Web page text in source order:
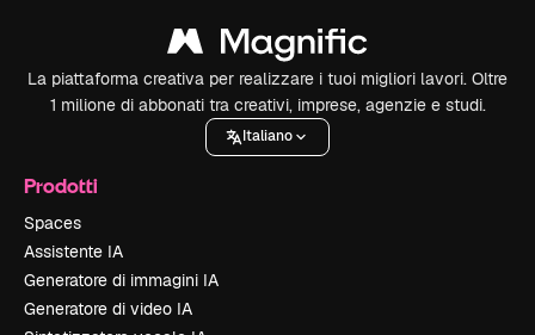
La piattaforma creativa per realizzare i tuoi migliori lavori. Oltre
1 milione di abbonati tra creativi, imprese, agenzie e studi.
Italiano
Prodotti
Spaces
Assistente IA
Generatore di immagini IA
Generatore di video IA